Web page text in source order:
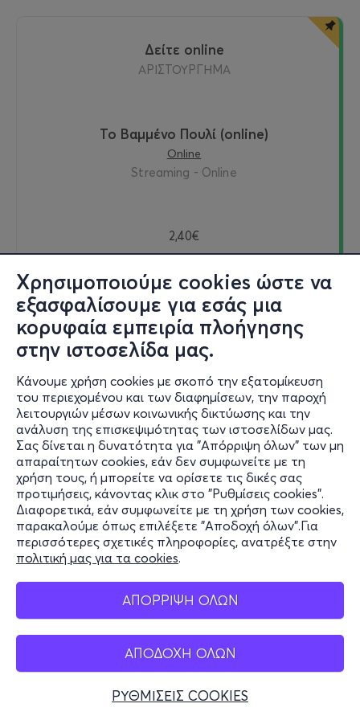
Χρησιμοποιούμε cookies ώστε να
εξασφαλίσουμε για εσάς μια
κορυφαία εμπειρία πλοήγησης
στην ιστοσελίδα μας.
Κάνουμε χρήση cookies με σκοπό την εξατομίκευση
του περιεχομένου και των διαφημίσεων, την παροχή
λειτουργιών μέσων κοινωνικής δικτύωσης και την
ανάλυση της επισκεψιμότητας των ιστοσελίδων μας.
Σας δίνεται η δυνατότητα για "Απόρριψη όλων" των μη
απαραίτητων cookies, εάν δεν συμφωνείτε με τη
χρήση τους, ή μπορείτε να ορίσετε τις δικές σας
προτιμήσεις, κάνοντας κλικ στο "Ρυθμίσεις cookies".
Διαφορετικά, εάν συμφωνείτε με τη χρήση των cookies,
παρακαλούμε όπως επιλέξετε "Αποδοχή όλων".Για
περισσότερες σχετικές πληροφορίες, ανατρέξτε στην
πολιτική μας για τα cookies.
ΑΠΟΡΡΙΨΗ ΟΛΩΝ
ΑΠΟΔΟΧΗ ΟΛΩΝ
ΡΥΘΜΙΣΕΙΣ COOKIES
δείτε online
ΑΡΙΣΤΟΥΡΓΗΜΑ
Το Βαμμένο Πουλί (online)
Online
Streaming - Online
2,40€
Δείτε online
Εισιτήρια